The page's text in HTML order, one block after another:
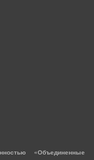
«Объединенные